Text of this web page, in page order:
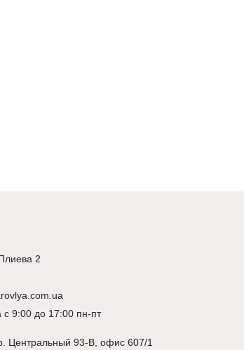
2
с 9:00 до 17:00 пн-пт
Центральный 93-В, офис 607/1